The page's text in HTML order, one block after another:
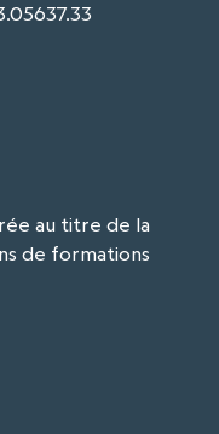
au titre de la
de formations